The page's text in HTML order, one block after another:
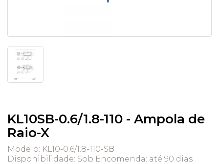
KL10SB-0.6/1.8-110 - Ampola de
Raio-X
Modelo: KL10-0.6/1.8-110-SB
Disponibilidade: Sob Encomenda: até 90 dias